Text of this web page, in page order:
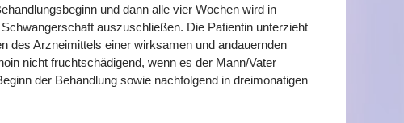
und dann alle vier Wochen wird in
auszuschließen. Die Patientin unterzieht
des Arzneimittels einer wirksamen und andauernden
nicht fruchtschädigend, wenn es der Mann/Vater
der Behandlung sowie nachfolgend in dreimonatigen